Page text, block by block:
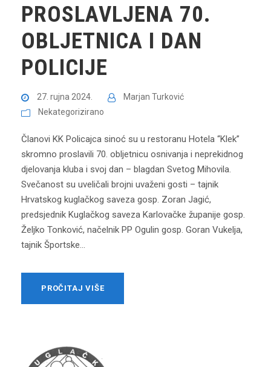
PROSLAVLJENA 70.
OBLJETNICA I DAN
POLICIJE
27. rujna 2024.
Marjan Turković
Nekategorizirano
Članovi KK Policajca sinoć su u restoranu Hotela “Klek”
skromno proslavili 70. obljetnicu osnivanja i neprekidnog
djelovanja kluba i svoj dan – blagdan Svetog Mihovila.
Svečanost su uveličali brojni uvaženi gosti – tajnik
Hrvatskog kuglačkog saveza gosp. Zoran Jagić,
predsjednik Kuglačkog saveza Karlovačke županije gosp.
Željko Tonković, načelnik PP Ogulin gosp. Goran Vukelja,
tajnik Športske...
PROČITAJ VIŠE